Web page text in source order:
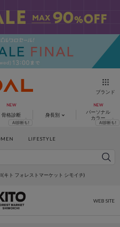
ブランド
骨格診断 身長別
パーソナル
カラー
LIFESTYLE
キト フォレストマーケット シモイチ)
WEB SITE